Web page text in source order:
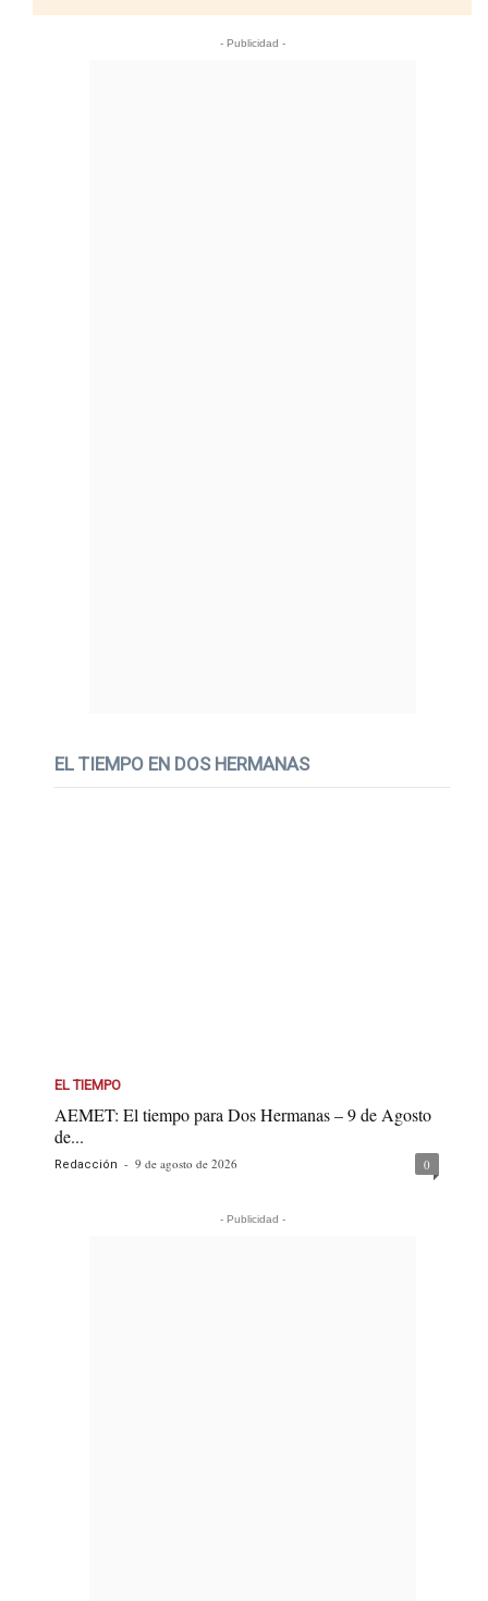
- Publicidad -
EL TIEMPO EN DOS HERMANAS
EL TIEMPO
AEMET: El tiempo para Dos Hermanas – 9 de Agosto
de...
Redacción - 9 de agosto de 2026 0
- Publicidad -